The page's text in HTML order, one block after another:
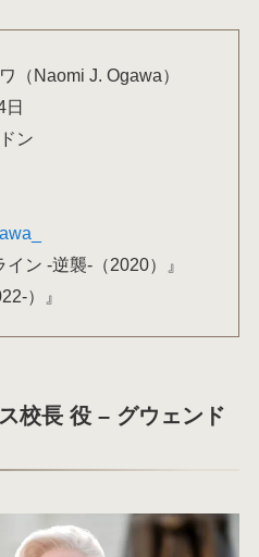
（Naomi J. Ogawa）
日
ン
ン -逆襲-（2020）』
）』
校長 役 – グウェンド